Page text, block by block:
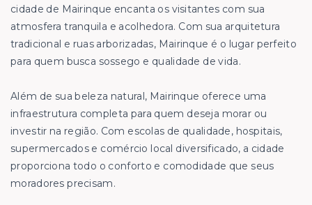
cidade de Mairinque encanta os visitantes com sua
atmosfera tranquila e acolhedora. Com sua arquitetura
tradicional e ruas arborizadas, Mairinque é o lugar perfeito
para quem busca sossego e qualidade de vida.
Além de sua beleza natural, Mairinque oferece uma
infraestrutura completa para quem deseja morar ou
investir na região. Com escolas de qualidade, hospitais,
supermercados e comércio local diversificado, a cidade
proporciona todo o conforto e comodidade que seus
moradores precisam.